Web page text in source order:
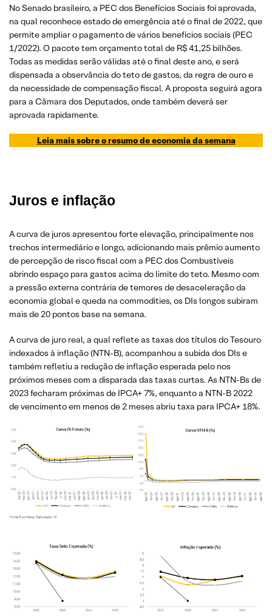
No Senado brasileiro, a PEC dos Benefícios Sociais foi aprovada,
na qual reconhece estado de emergência até o final de 2022, que
permite ampliar o pagamento de vários benefícios sociais (PEC
1/2022). O pacote tem orçamento total de R$ 41,25 bilhões.
Todas as medidas serão válidas até o final deste ano, e será
dispensada a observância do teto de gastos, da regra de ouro e
da necessidade de compensação fiscal. A proposta seguirá agora
para a Câmara dos Deputados, onde também deverá ser
aprovada rapidamente.
Leia mais sobre o resumo de economia da semana
Juros e inflação
A curva de juros apresentou forte elevação, principalmente nos
trechos intermediário e longo, adicionando mais prêmio aumento
de percepção de risco fiscal com a PEC dos Combustíveis
abrindo espaço para gastos acima do limite do teto. Mesmo com
a pressão externa contrária de temores de desaceleração da
economia global e queda na commodities, os DIs longos subiram
mais de 20 pontos base na semana.
A curva de juro real, a qual reflete as taxas dos títulos do Tesouro
indexados à inflação (NTN-B), acompanhou a subida dos DIs e
também refletiu a redução de inflação esperada pelo nos
próximos meses com a disparada das taxas curtas. As NTN-Bs de
2023 fecharam próximas de IPCA+ 7%, enquanto a NTN-B 2022
de vencimento em menos de 2 meses abriu taxa para IPCA+ 18%.